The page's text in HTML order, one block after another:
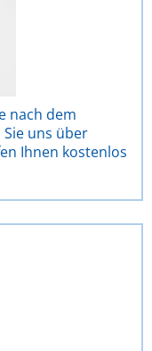
nach dem
uns über
Ihnen kostenlos